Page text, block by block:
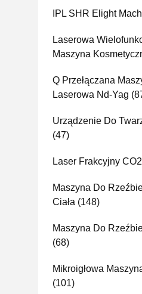
IPL SHR Elight
Laserowa
Maszyna
Q Przełączana
Laserowa Nd-Yag
Urządzenie Do
(47)
Laser Frakcyjny CO2
Maszyna Do
Ciała (148)
Maszyna Do
(68)
Mikroigłowa
(101)